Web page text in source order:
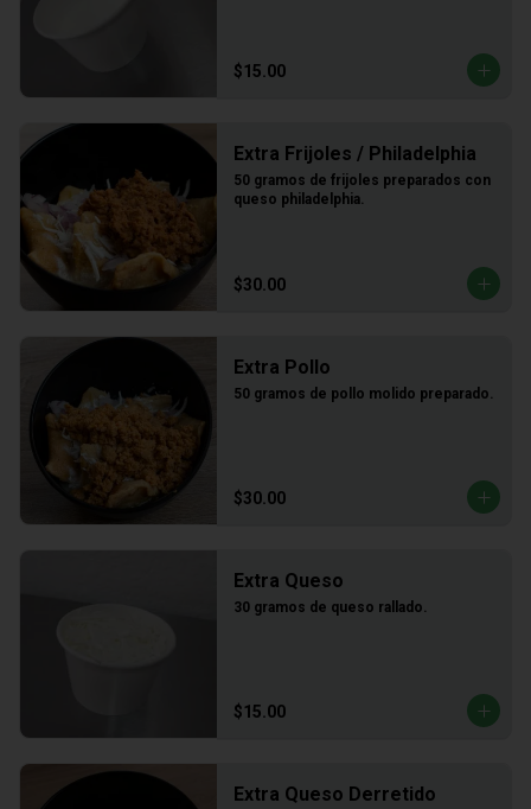
$15.00
Extra Frijoles / Philadelphia
50 gramos de frijoles preparados con
queso philadelphia.
$30.00
Extra Pollo
50 gramos de pollo molido preparado.
$30.00
Extra Queso
30 gramos de queso rallado.
$15.00
Extra Queso Derretido